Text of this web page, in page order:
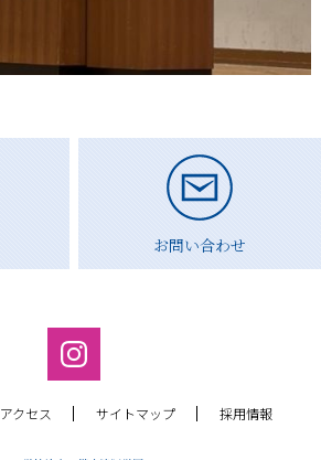
お問い合わせ
アクセス サイトマップ 採用情報